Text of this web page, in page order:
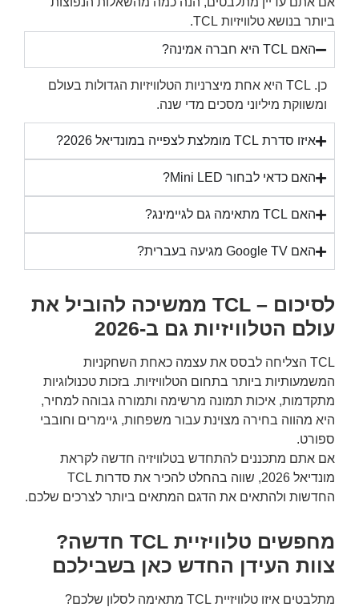
ביותר בנושא טלוויזיות TCL.
האם TCL היא חברה אמינה?
כן. TCL היא אחת מיצרניות הטלוויזיות הגדולות בעולם
ומשווקת מיליוני מסכים מדי שנה.
איזו סדרת TCL מומלצת לצפייה במונדיאל 2026?
האם כדאי לבחור Mini LED?
האם TCL מתאימה גם לגיימינג?
האם Google TV מגיעה בעברית?
לסיכום – TCL ממשיכה להוביל את
עולם הטלוויזיות גם ב-2026
TCL הצליחה לבסס את עצמה כאחת השחקניות
המשמעותיות ביותר בתחום הטלוויזיות. בזכות טכנולוגיות
מתקדמות, איכות תמונה מרשימה ותמורה גבוהה למחיר,
היא מהווה בחירה מצוינת עבור משפחות, גיימרים וחובבי
ספורט.
אם אתם מתכננים להתחדש בטלוויזיה חדשה לקראת
מונדיאל 2026, שווה בהחלט להכיר את סדרות TCL
החדשות ולהתאים את הדגם המתאים ביותר לצרכים שלכם.
מחפשים טלוויזיית TCL חדשה?
צוות העידן החדש כאן בשבילכם
מתלבטים איזו טלוויזיית TCL מתאימה לסלון שלכם?